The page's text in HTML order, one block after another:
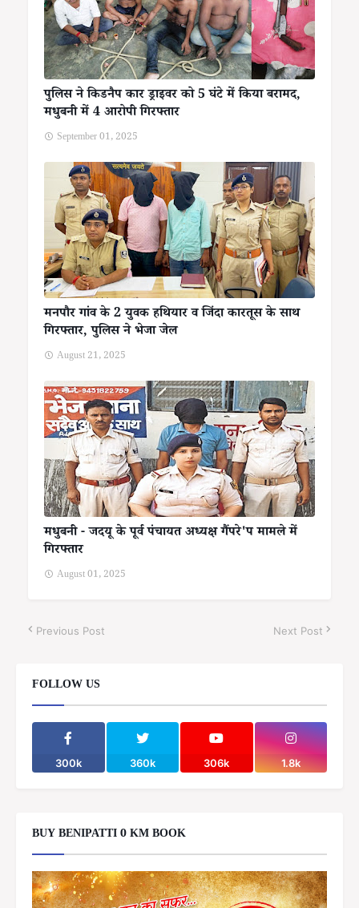
पुलिस ने किडनैप कार ड्राइवर को 5 घंटे में किया बरामद,
मधुबनी में 4 आरोपी गिरफ्तार
September 01, 2025
मनपौर गांव के 2 युवक हथियार व जिंदा कारतूस के साथ
गिरफ्तार, पुलिस ने भेजा जेल
August 21, 2025
मधुबनी - जदयू के पूर्व पंचायत अध्यक्ष गैंपरे'प मामले में
गिरफ्तार
August 01, 2025
Previous Post Next Post
FOLLOW US
300k 360k 306k 1.8k
BUY BENIPATTI 0 KM BOOK